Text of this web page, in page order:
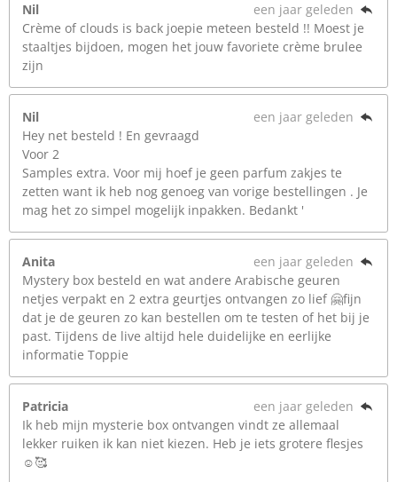
Nil
een jaar geleden
Crème of clouds is back joepie meteen besteld !! Moest je
staaltjes bijdoen, mogen het jouw favoriete crème brulee
zijn
Nil
een jaar geleden
Hey net besteld ! En gevraagd
Voor 2
Samples extra. Voor mij hoef je geen parfum zakjes te
zetten want ik heb nog genoeg van vorige bestellingen . Je
mag het zo simpel mogelijk inpakken. Bedankt '
Anita
een jaar geleden
Mystery box besteld en wat andere Arabische geuren
netjes verpakt en 2 extra geurtjes ontvangen zo lief 🤗fijn
dat je de geuren zo kan bestellen om te testen of het bij je
past. Tijdens de live altijd hele duidelijke en eerlijke
informatie Toppie
Patricia
een jaar geleden
Ik heb mijn mysterie box ontvangen vindt ze allemaal
lekker ruiken ik kan niet kiezen. Heb je iets grotere flesjes
☺️🥰